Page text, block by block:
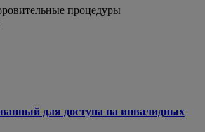
процедуры
для доступа на инвалидных